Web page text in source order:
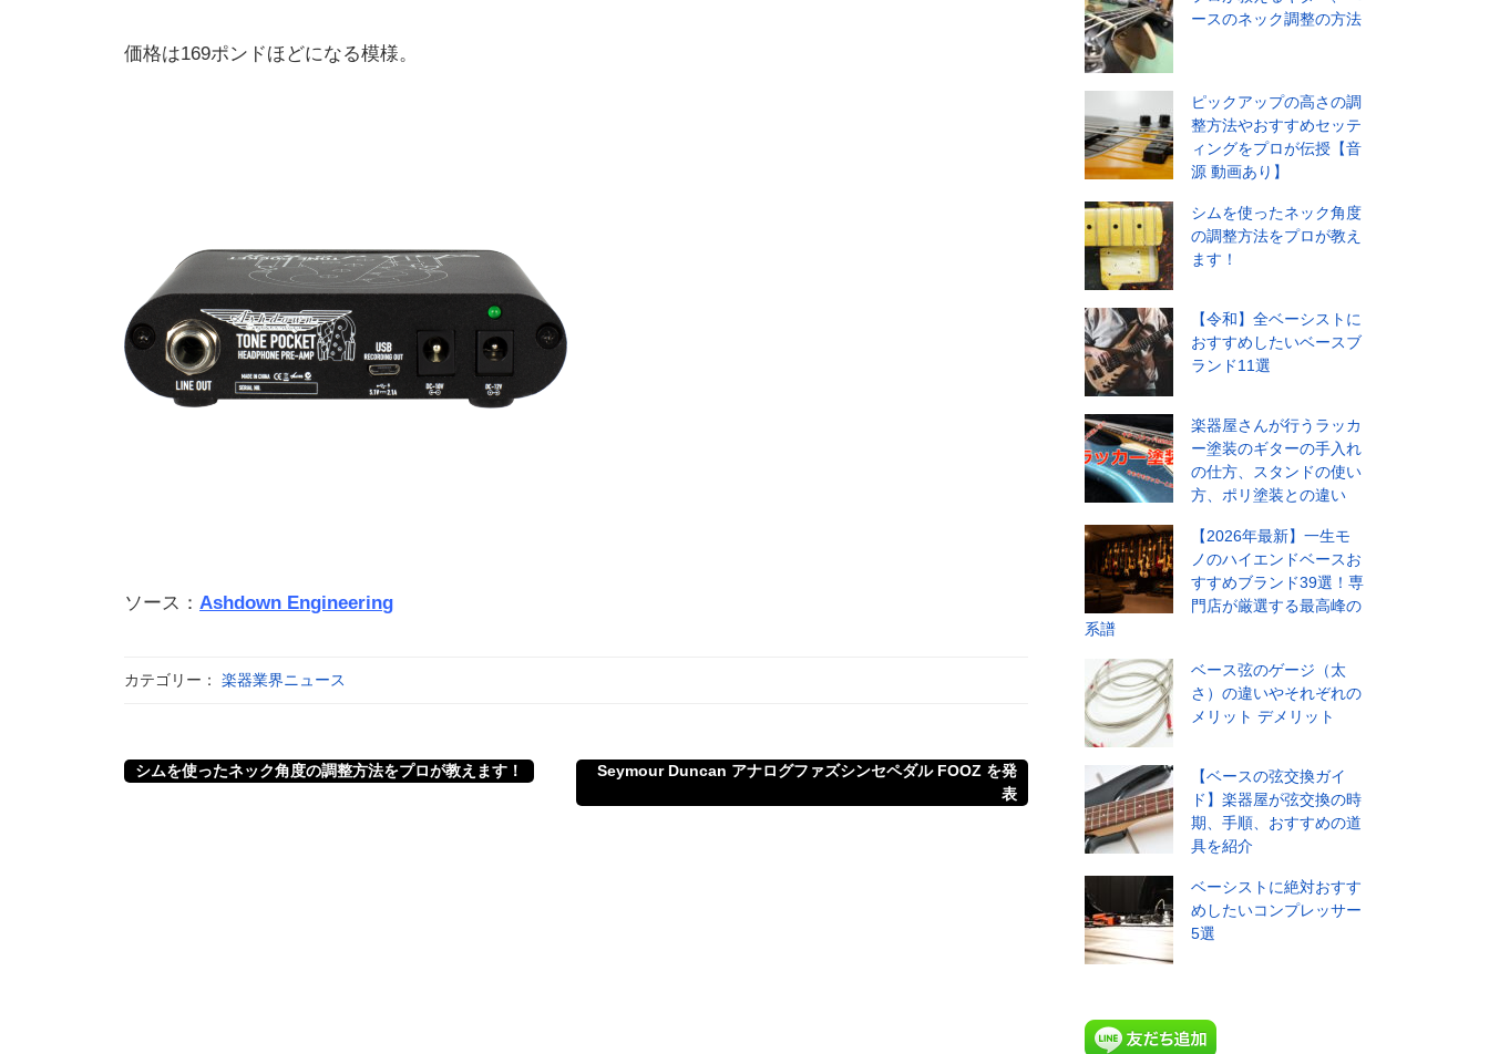
価格は169ポンドほどになる模様。
ソース： Ashdown Engineering
カテゴリー：楽器業界ニュース
シムを使ったネック角度の調整方法をプロが教えます！
Seymour Duncan アナログファズシンセペダル FOOZ を発
表
ースのネック調整の方法
ピックアップの高さの調
整方法やおすすめセッテ
ィングをプロが伝授【音
源 動画あり】
シムを使ったネック角度
の調整方法をプロが教え
ます！
【令和】全ベーシストに
おすすめしたいベースブ
ランド11選
楽器屋さんが行うラッカ
ー塗装のギターの手入れ
の仕方、スタンドの使い
方、ポリ塗装との違い
【2026年最新】一生モ
ノのハイエンドベースお
すすめブランド39選！専
門店が厳選する最高峰の
系譜
ベース弦のゲージ（太
さ）の違いやそれぞれの
メリット デメリット
【ベースの弦交換ガイ
ド】楽器屋が弦交換の時
期、手順、おすすめの道
具を紹介
ベーシストに絶対おすす
めしたいコンプレッサー
5選